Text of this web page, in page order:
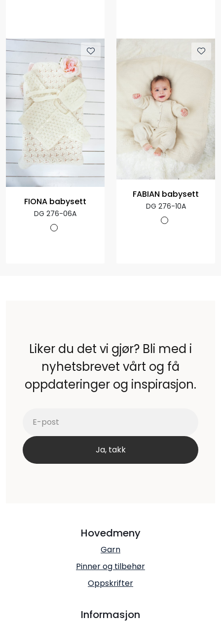
FIONA babysett
DG 276-06A
FABIAN babysett
DG 276-10A
Liker du det vi gjør? Bli med i
nyhetsbrevet vårt og få
oppdateringer og inspirasjon.
Hovedmeny
Garn
Pinner og tilbehør
Oppskrifter
Informasjon